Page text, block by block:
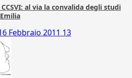
al via la convalida degli studi
Febbraio 2011 13